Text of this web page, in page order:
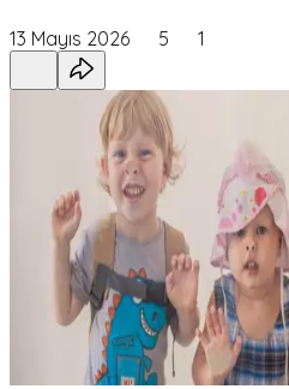
13 Mayıs 2026 5 1